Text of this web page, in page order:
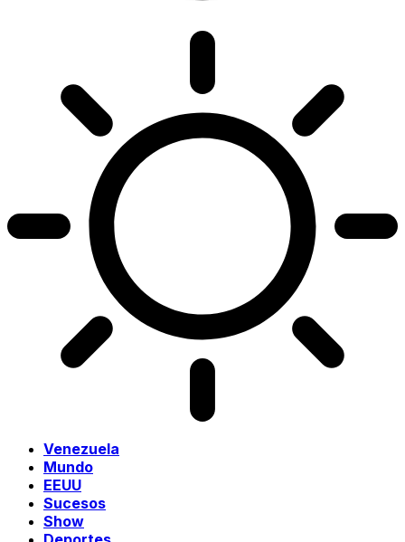
Venezuela
Mundo
EEUU
Sucesos
Show